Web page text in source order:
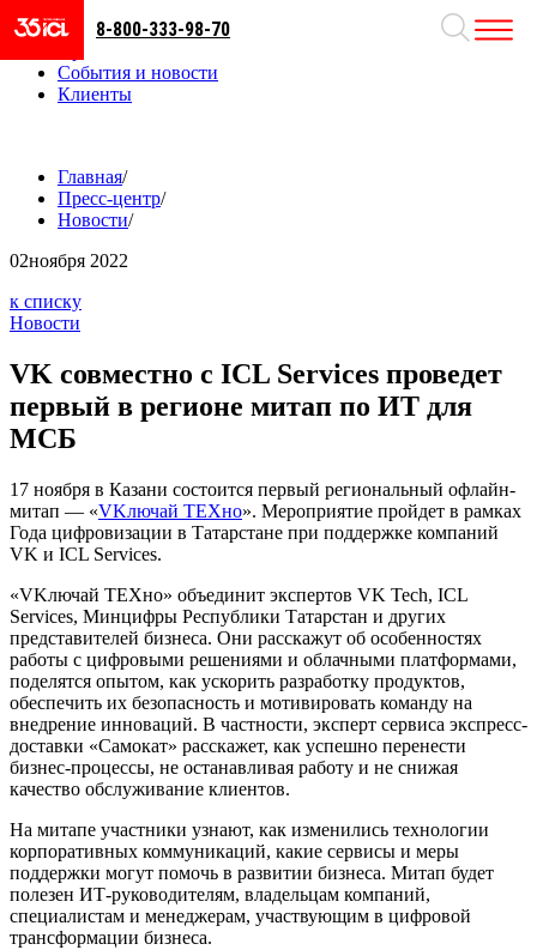
Направления
События и новости
Клиенты
8-800-333-98-70
Главная/
Пресс-центр/
Новости/
02ноября 2022
к списку
Новости
VK совместно с ICL Services проведет
первый в регионе митап по ИТ для
МСБ
17 ноября в Казани состоится первый региональный офлайн-
митап — «VKлючай ТЕХно». Мероприятие пройдет в рамках
Года цифровизации в Татарстане при поддержке компаний
VK и ICL Services.
«VKлючай ТЕХно» объединит экспертов VK Tech, ICL
Services, Минцифры Республики Татарстан и других
представителей бизнеса. Они расскажут об особенностях
работы с цифровыми решениями и облачными платформами,
поделятся опытом, как ускорить разработку продуктов,
обеспечить их безопасность и мотивировать команду на
внедрение инноваций. В частности, эксперт сервиса экспресс-
доставки «Самокат» расскажет, как успешно перенести
бизнес-процессы, не останавливая работу и не снижая
качество обслуживание клиентов.
На митапе участники узнают, как изменились технологии
корпоративных коммуникаций, какие сервисы и меры
поддержки могут помочь в развитии бизнеса. Митап будет
полезен ИТ-руководителям, владельцам компаний,
специалистам и менеджерам, участвующим в цифровой
трансформации бизнеса.